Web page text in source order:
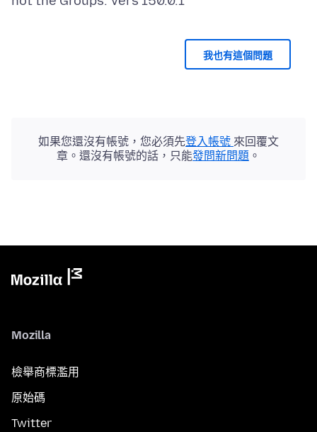
我也有這個問題
如果您還沒有帳號，您必須先登入帳號 來回覆文
章。還沒有帳號的話，只能發問新問題 。
Mozilla
檢舉商標濫用
原始碼
Twitter